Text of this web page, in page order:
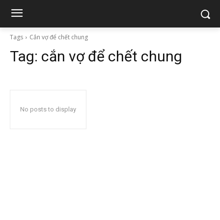
Tags Cắn vợ để chết chung
Tag: cắn vợ để chết chung
No posts to display